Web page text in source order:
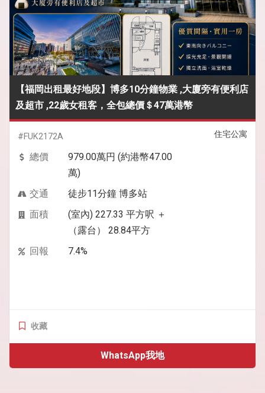
【福岡出租最好地段】博多10分鐘物業 ,大廈旁有便利店
及超市 ,22歲女租客，全包總價＄47萬港幣
住宅公寓
#FUK2172A
總價
979.00萬円 (約港幣47.00
萬)
交通
徒步11分鐘 博多站
面積
(室內) 227.33 平方呎 ＋
（露台） 28.84平方
回報
7.4%
收藏
WhatsApp我地